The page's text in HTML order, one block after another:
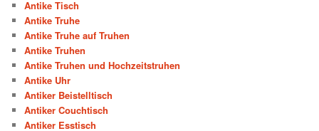
Antike Tisch
Antike Truhe
Antike Truhe auf Truhen
Antike Truhen
Antike Truhen und Hochzeitstruhen
Antike Uhr
Antiker Beistelltisch
Antiker Couchtisch
Antiker Esstisch